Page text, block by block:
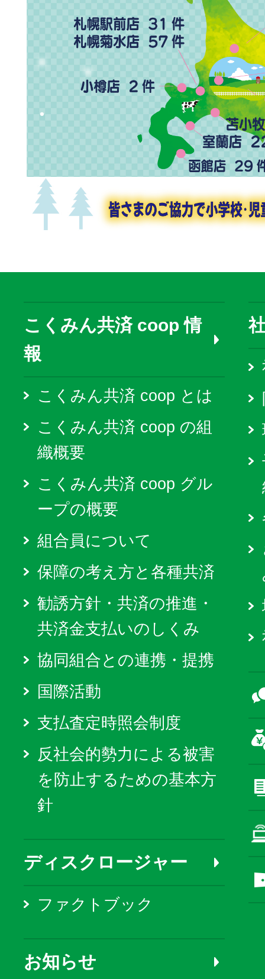
こくみん共済 coop 情
報
こくみん共済 coop とは
こくみん共済 coop の組
織概要
こくみん共済 coop グル
ープの概要
組合員について
保障の考え方と各種共済
勧誘方針・共済の推進・
共済金支払いのしくみ
協同組合との連携・提携
国際活動
支払査定時照会制度
反社会的勢力による被害
を防止するための基本方
針
ディスクロージャー
ファクトブック
お知らせ